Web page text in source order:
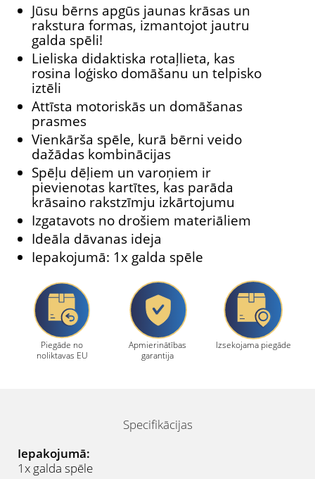
Jūsu bērns apgūs jaunas krāsas un
rakstura formas, izmantojot jautru
galda spēli!
Lieliska didaktiska rotaļlieta, kas
rosina loģisko domāšanu un telpisko
iztēli
Attīsta motoriskās un domāšanas
prasmes
Vienkārša spēle, kurā bērni veido
dažādas kombinācijas
Spēļu dēļiem un varoņiem ir
pievienotas kartītes, kas parāda
krāsaino rakstzīmju izkārtojumu
Izgatavots no drošiem materiāliem
Ideāla dāvanas ideja
Iepakojumā: 1x galda spēle
Piegāde no
noliktavas EU
Apmierinātības
garantija
Izsekojama piegāde
Specifikācijas
Iepakojumā:
1x galda spēle